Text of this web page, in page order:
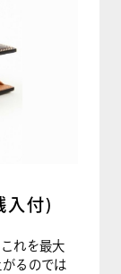
入付)
れを最大
がるのでは